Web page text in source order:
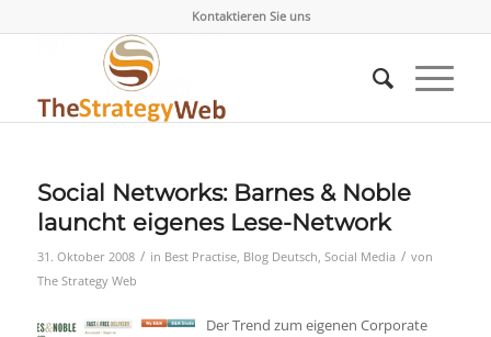
Kontaktieren Sie uns
Social Networks: Barnes & Noble
launcht eigenes Lese-Network
31. Oktober 2008 / in Best Practise, Blog Deutsch, Social Media / von
The Strategy Web
Der Trend zum eigenen Corporate